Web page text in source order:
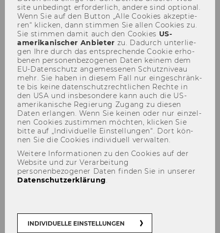
Presseaussendungen 2013
Wirtschaftsperspektiven 2013
Internationale Konferenz
WU-Absolvent/inn/enzahlen
Studienbeschleunigungsprogra
mm
WU Gutmann Center Public
Lecture
Spängler IQAM Invest Round
Table
Aufsichtsratstag an der WU
Ergebnisse WU-Konferenz
Steuerpolitik
site un­be­dingt er­for­der­lich, an­de­re sind op­tio­nal.
Wenn Sie auf den But­ton „Alle Coo­kies ak­zep­tie­
ren“ kli­cken, dann stim­men Sie allen Coo­kies zu.
Sie stim­men damit auch den Coo­kies US-​
amerikanischer An­bie­ter zu. Da­durch un­ter­lie­
gen Ihre durch das ent­spre­chen­de Coo­kie er­ho­
be­nen per­so­nen­be­zo­ge­nen Daten kei­nem dem
EU-​Datenschutz an­ge­mes­se­nen Schutz­ni­veau
mehr. Sie haben in die­sem Fall nur ein­ge­schränk­
te bis keine da­ten­schutz­recht­li­chen Rech­te in
den USA und ins­be­son­de­re kann auch die US-​
amerikanische Re­gie­rung Zu­gang zu die­sen
Daten er­lan­gen. Wenn Sie kei­nen oder nur ein­zel­
nen Coo­kies zu­stim­men möch­ten, kli­cken Sie
bitte auf „In­di­vi­du­el­le Ein­stel­lun­gen“. Dort kön­
nen Sie die Coo­kies in­di­vi­du­ell ver­wal­ten.
Weitere Informationen zu den Cookies auf der
Website und zur Verarbeitung
personenbezogener Daten finden Sie in unserer
Datenschutzerklärung
INDIVIDUELLE EINSTELLUNGEN